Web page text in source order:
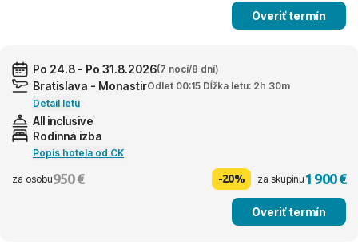
Overiť termín
Po 24.8 - Po 31.8.2026(7 nocí/8 dní)
Bratislava - MonastirOdlet 00:15 Dĺžka letu: 2h 30m
Detail letu
All inclusive
Rodinná izba
Popis hotela od CK
za osobu950 € -20% za skupinu1 900 €
Overiť termín